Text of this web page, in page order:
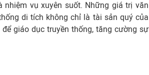
vụ xuyên suốt. Những giá trị văn
di tích không chỉ là tài sản quý của
giáo dục truyền thống, tăng cường sự